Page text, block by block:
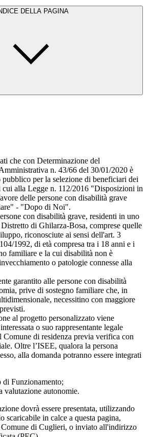
DELLA PAGINA
che con Determinazione del
n. 43/66 del 30/01/2020 è
per la selezione di beneficiari dei
cui alla Legge n. 112/2016 "Disposizioni in
delle persone con disabilità grave
- "Dopo di Noi".
con disabilità grave, residenti in uno
di Ghilarza-Bosa, comprese quelle
riconosciute ai sensi dell'art. 3
1992, di età compresa tra i 18 anni e i
familiare e la cui disabilità non è
o patologie connesse alla
garantito alle persone con disabilità
prive di sostegno familiare che, in
necessitino con maggiore
al progetto personalizzato viene
o suo rappresentante legale
di residenza previa verifica con
Oltre l’ISEE, qualora la persona
alla domanda potranno essere integrati
Funzionamento;
valutazione autonomie.
dovrà essere presentata, utilizzando
scaricabile in calce a questa pagina,
di Cuglieri, o inviato all'indirizzo